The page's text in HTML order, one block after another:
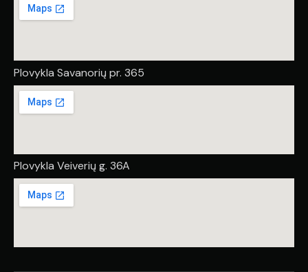
Plovykla Savanorių pr. 365
Plovykla Veiverių g. 36A